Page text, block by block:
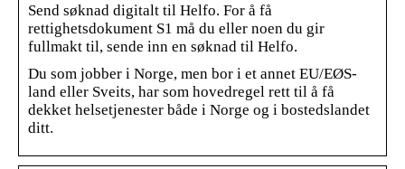
Send søknad digitalt til Helfo. For å få
rettighetsdokument S1 må du eller noen du gir
fullmakt til, sende inn en søknad til Helfo.
Du som jobber i Norge, men bor i et annet EU/EØS-
land eller Sveits, har som hovedregel rett til å få
dekket helsetjenester både i Norge og i bostedslandet
ditt.